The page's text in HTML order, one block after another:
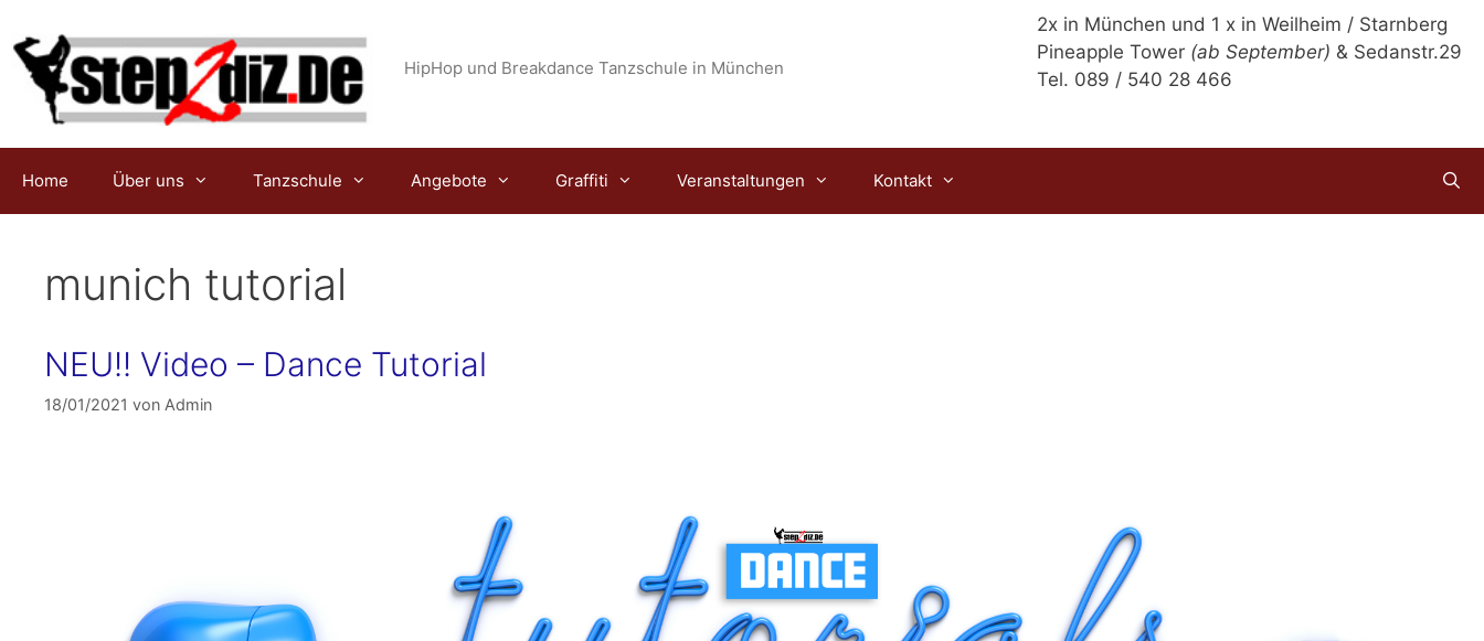
Inhalt
springen
2x in München und 1 x in Weilheim / Starnberg
Pineapple Tower (ab September) & Sedanstr.29
Tel. 089 / 540 28 466
HipHop und Breakdance Tanzschule in München
Home Über uns Tanzschule Angebote Graffiti Veranstaltungen Kontakt
munich tutorial
NEU!! Video – Dance Tutorial
18/01/2021 von Admin